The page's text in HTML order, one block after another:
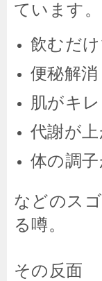
ています。
飲むだ
便秘解消
肌がキ
代謝が上
体の調
などのス
る噂。
その反面